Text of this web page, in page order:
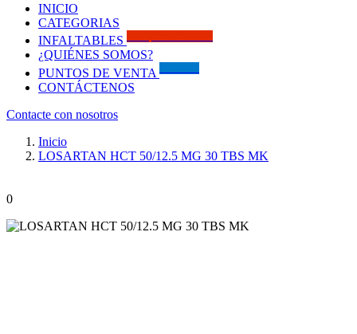
INICIO
CATEGORIAS
INFALTABLES
¿QUIÉNES SOMOS?
PUNTOS DE VENTA
CONTÁCTENOS
Contacte con nosotros
Inicio
LOSARTAN HCT 50/12.5 MG 30 TBS MK
0